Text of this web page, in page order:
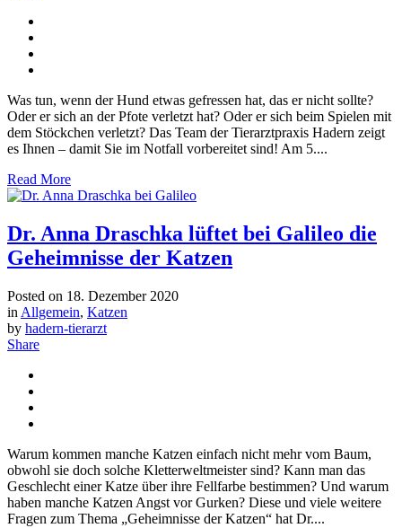
Was tun, wenn der Hund etwas gefressen hat, das er nicht sollte?
Oder er sich an der Pfote verletzt hat? Oder er sich beim Spielen mit
dem Stöckchen verletzt? Das Team der Tierarztpraxis Hadern zeigt
es Ihnen – damit Sie im Notfall vorbereitet sind! Am 5....
Read More
Dr. Anna Draschka lüftet bei Galileo die
Geheimnisse der Katzen
Posted on 18. Dezember 2020
in Allgemein, Katzen
by hadern-tierarzt
Share
Warum kommen manche Katzen einfach nicht mehr vom Baum,
obwohl sie doch solche Kletterweltmeister sind? Kann man das
Geschlecht einer Katze über ihre Fellfarbe bestimmen? Und warum
haben manche Katzen Angst vor Gurken? Diese und viele weitere
Fragen zum Thema „Geheimnisse der Katzen“ hat Dr....